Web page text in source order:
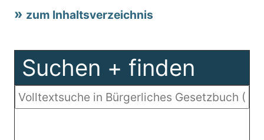
zum Inhaltsverzeichnis
Suchen + finden